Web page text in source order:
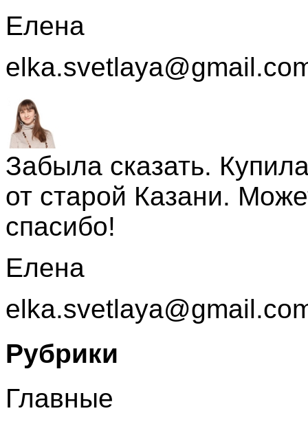
Елена
Забыла сказать.
от старой Казани.
спасибо!
Елена
Рубрики
Главные